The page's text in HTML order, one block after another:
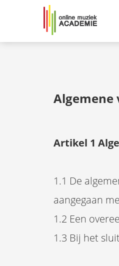
Algemene
Artikel 1
1.1 De
aangegaan
1.2 Een
1.3 Bij het